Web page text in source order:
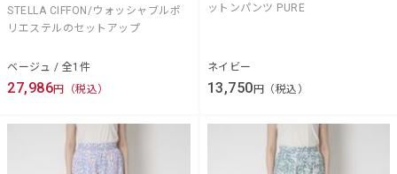
STELLA CIFFON/ウォッシャブルポ
リエステルのセットアップ
ベージュ / 全1件
27,986円（税込）
ットンパンツ PURE
ネイビー
13,750円（税込）